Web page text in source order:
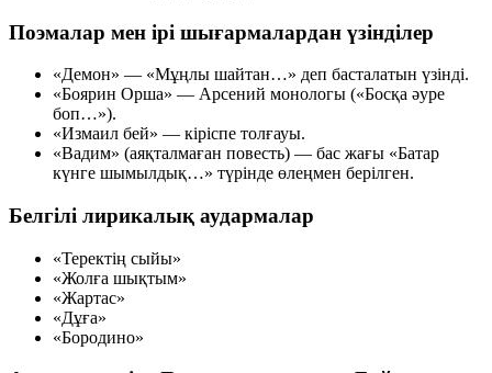
Поэмалар мен ірі шығармалардан үзінділер
«Демон» — «Мұңлы шайтан…» деп басталатын үзінді.
«Боярин Орша» — Арсений монологы («Босқа әуре
боп…»).
«Измаил бей» — кіріспе толғауы.
«Вадим» (аяқталмаған повесть) — бас жағы «Батар
күнге шымылдық…» түрінде өлеңмен берілген.
Белгілі лирикалық аудармалар
«Теректің сыйы»
«Жолға шықтым»
«Жартас»
«Дұға»
«Бородино»